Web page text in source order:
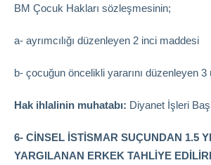
BM Çocuk Hakları sözleşmesinin;
a- ayrımcılığı düzenleyen 2 inci maddesi
b- çocuğun öncelikli yararını düzenleyen
Hak ihlalinin muhatabı: Diyanet İşleri
6- CİNSEL İSTİSMAR SUÇUNDAN 1.5
YARGILANAN ERKEK TAHLİYE